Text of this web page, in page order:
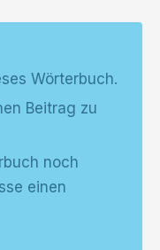
Wörterbuch.
Beitrag zu
noch
einen